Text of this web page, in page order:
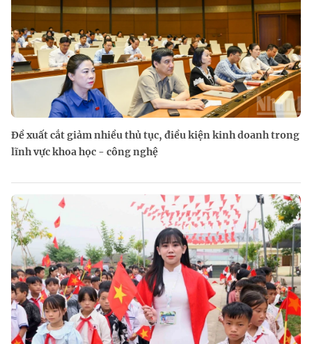
Đề xuất cắt giảm nhiều thủ tục, điều kiện kinh doanh trong
lĩnh vực khoa học - công nghệ